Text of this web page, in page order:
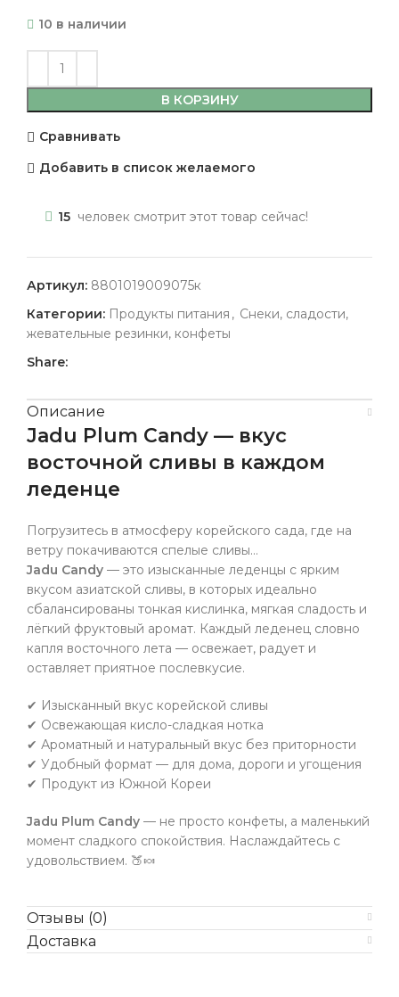
10 в наличии
В КОРЗИНУ
Сравнивать
Добавить в список желаемого
15 человек смотрит этот товар сейчас!
Артикул: 8801019009075к
Категории: Продукты питания , Снеки, сладости,
жевательные резинки, конфеты
Share:
Описание
Jadu Plum Candy — вкус
восточной сливы в каждом
леденце
Погрузитесь в атмосферу корейского сада, где на
ветру покачиваются спелые сливы…
Jadu Candy — это изысканные леденцы с ярким
вкусом азиатской сливы, в которых идеально
сбалансированы тонкая кислинка, мягкая сладость и
лёгкий фруктовый аромат. Каждый леденец словно
капля восточного лета — освежает, радует и
оставляет приятное послевкусие.
✔ Изысканный вкус корейской сливы
✔ Освежающая кисло-сладкая нотка
✔ Ароматный и натуральный вкус без приторности
✔ Удобный формат — для дома, дороги и угощения
✔ Продукт из Южной Кореи
Jadu Plum Candy — не просто конфеты, а маленький
момент сладкого спокойствия. Наслаждайтесь с
удовольствием. 🍑🍬
Отзывы (0)
Доставка